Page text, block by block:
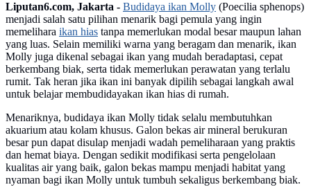
Liputan6.com, Jakarta - Budidaya ikan Molly (Poecilia sphenops)
menjadi salah satu pilihan menarik bagi pemula yang ingin
memelihara ikan hias tanpa memerlukan modal besar maupun lahan
yang luas. Selain memiliki warna yang beragam dan menarik, ikan
Molly juga dikenal sebagai ikan yang mudah beradaptasi, cepat
berkembang biak, serta tidak memerlukan perawatan yang terlalu
rumit. Tak heran jika ikan ini banyak dipilih sebagai langkah awal
untuk belajar membudidayakan ikan hias di rumah.
Menariknya, budidaya ikan Molly tidak selalu membutuhkan
akuarium atau kolam khusus. Galon bekas air mineral berukuran
besar pun dapat disulap menjadi wadah pemeliharaan yang praktis
dan hemat biaya. Dengan sedikit modifikasi serta pengelolaan
kualitas air yang baik, galon bekas mampu menjadi habitat yang
nyaman bagi ikan Molly untuk tumbuh sekaligus berkembang biak.